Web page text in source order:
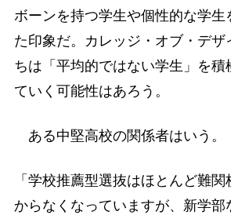
ボーンを持つ学生や個性的な学生
た印象だ。カレッジ・オブ・デザ
ちは「平均的ではない学生」を積
ていく可能性はあろう。
ある中堅高校の関係者はいう。
「学校推薦型選抜はほとんど難
からなくなっていますが、新学部